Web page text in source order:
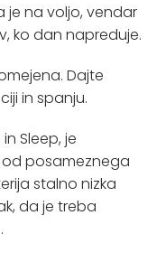
je na voljo, vendar
ko dan napreduje.
Dajte
in spanju.
Sleep, je
posameznega
stalno nizka
da je treba